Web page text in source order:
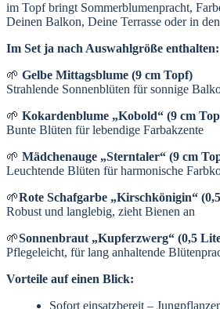
im Topf bringt Sommerblumenpracht,
Deinen Balkon, Deine Terrasse oder in
Im Set ja nach Auswahlgröße enthalten:
🌱 Gelbe Mittagsblume (9 cm Topf)
Strahlende Sonnenblüten für sonnige
🌱 Kokardenblume „Kobold“ (9 cm
Bunte Blüten für lebendige Farbakzente
🌱 Mädchenauge „Sterntaler“ (9 cm
Leuchtende Blüten für harmonische
🌱Rote Schafgarbe „Kirschkönigin“
Robust und langlebig, zieht Bienen an
🌱Sonnenbraut „Kupferzwerg“ (0,5
Pflegeleicht, für lang anhaltende
Vorteile auf einen Blick:
Sofort einsatzbereit –